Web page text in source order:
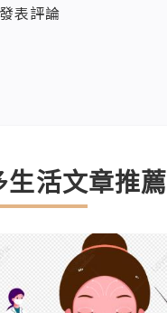
發表評論
生活文章推薦